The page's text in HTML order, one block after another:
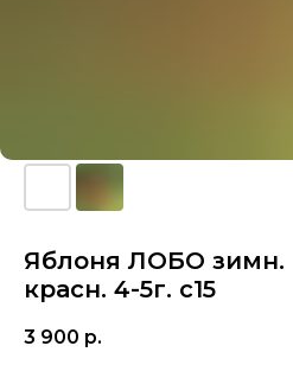
Яблоня ЛОБО зимн.
красн. 4-5г. с15
3 900 р.